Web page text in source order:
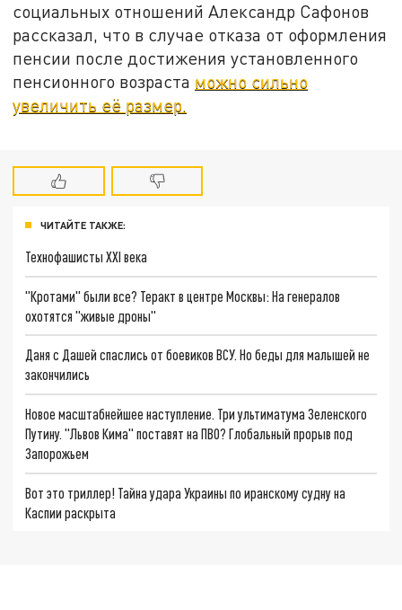
социальных отношений Александр Сафонов
рассказал, что в случае отказа от оформления
пенсии после достижения установленного
пенсионного возраста можно сильно
увеличить её размер.
ЧИТАЙТЕ ТАКЖЕ:
Технофашисты XXI века
"Кротами" были все? Теракт в центре Москвы: На генералов
охотятся "живые дроны"
Даня с Дашей спаслись от боевиков ВСУ. Но беды для малышей не
закончились
Новое масштабнейшее наступление. Три ультиматума Зеленского
Путину. "Львов Кима" поставят на ПВО? Глобальный прорыв под
Запорожьем
Вот это триллер! Тайна удара Украины по иранскому судну на
Каспии раскрыта